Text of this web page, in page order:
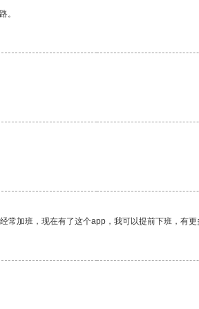
。
加班，现在有了这个app，我可以提前下班，有更